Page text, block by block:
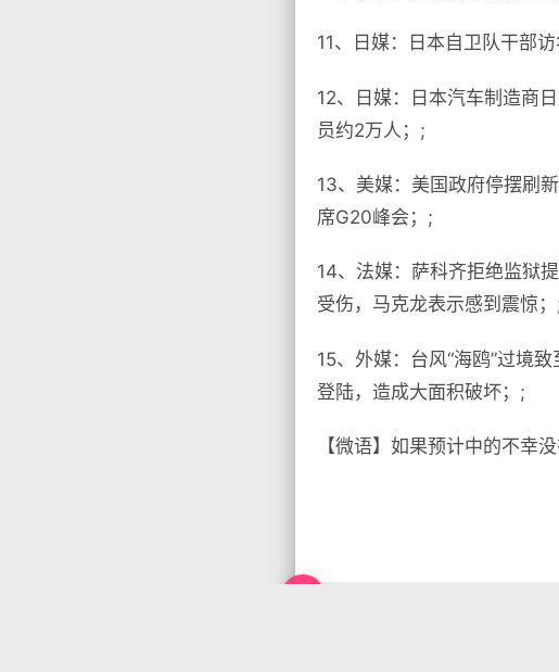
11、日媒：日本自卫队干部
12、日媒：日本汽车制造商
员约2万人；;
13、美媒：美国政府停摆刷
席G20峰会；;
14、法媒：萨科齐拒绝监狱
受伤，马克龙表示感到震惊
15、外媒：台风“海鸥”过境
登陆，造成大面积破坏；;
【微语】如果预计中的不幸